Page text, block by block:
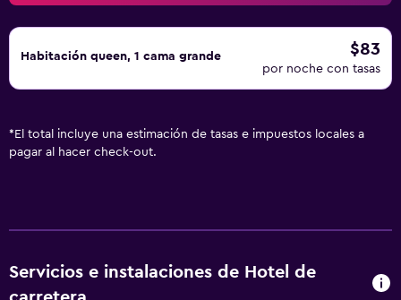
Habitación queen, 1 cama grande $83
por noche con tasas
* El total incluye una estimación de tasas e impuestos locales a
pagar al hacer check-out.
Servicios e instalaciones de Hotel de